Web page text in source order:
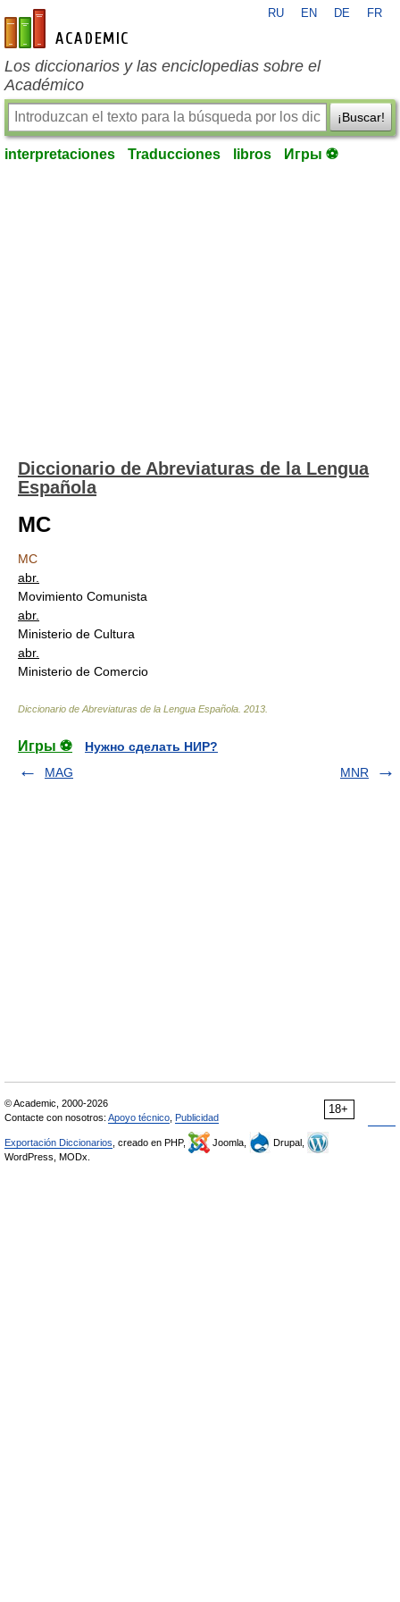
es-academic.com
RU EN DE FR
Los diccionarios y las enciclopedias sobre el
Académico
¡Buscar!
interpretaciones Traducciones libros Игры ⚽
Diccionario de Abreviaturas de la Lengua
Española
MC
MC
abr.
Movimiento Comunista
abr.
Ministerio de Cultura
abr.
Ministerio de Comercio
Diccionario de Abreviaturas de la Lengua Española 2013
Игры ⚽
Нужно сделать НИР?
MAG
MNR
18+
© Academic, 2000-2026
Contacte con nosotros: Apoyo técnico Publicidad
Exportación Diccionarios , creado en PHP, Joomla,
Drupal,
WordPress, MODx.